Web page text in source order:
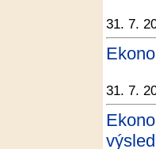
31. 7.
31. 7.